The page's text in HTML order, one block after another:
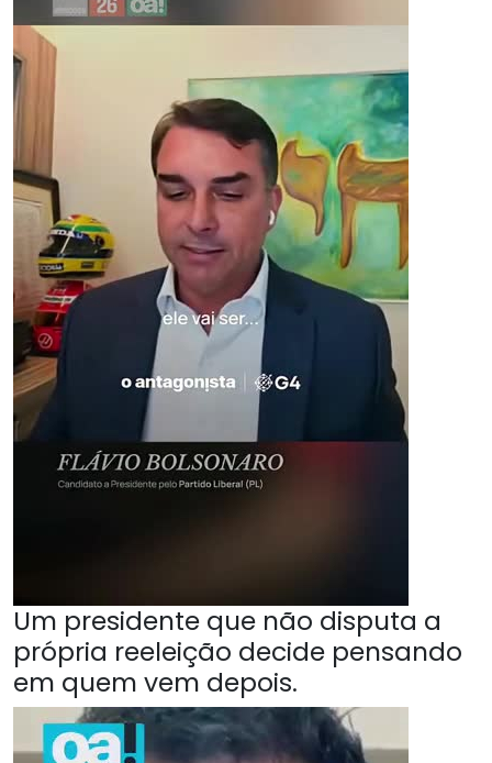
Um presidente que não disputa a
própria reeleição decide pensando
em quem vem depois.